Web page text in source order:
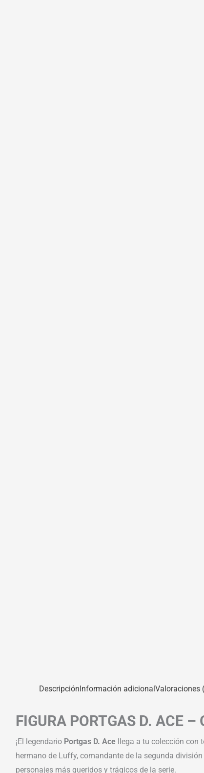
DescripciónInformación adicionalValoraciones
FIGURA PORTGAS D. ACE
¡El legendario Portgas D. Ace llega a tu colección con
hermano de Luffy, comandante de la segunda
personajes más queridos y trágicos de la serie.